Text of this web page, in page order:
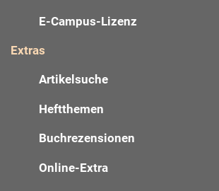
E-Campus-Lizenz
Extras
Artikelsuche
Heftthemen
Buchrezensionen
Online-Extra